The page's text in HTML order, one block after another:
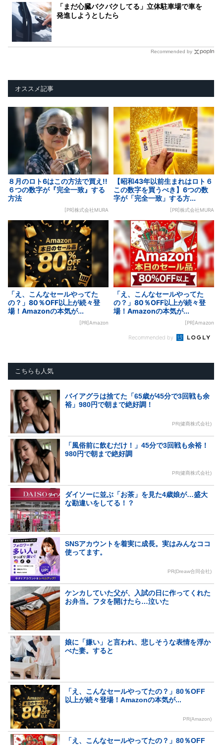
「まだ心臓バクバクしてる」立体駐車場で車を
発進しようとしたら
Recommended by
オススメ記事
８月のロト6はこの方法で買え!!
６つの数字が『完全一致』する
方法
[PR]株式会社MURA
【昭和43年以前生まれはロト６
この数字を買うべき】6つの数
字が「完全一致」する方...
[PR]株式会社MURA
「え、こんなセールやってた
の？」80％OFF以上が続々登
場！Amazonの本気が...
[PR]Amazon
「え、こんなセールやってた
の？」80％OFF以上が続々登
場！Amazonの本気が...
[PR]Amazon
Recommended by
こちらも人気
バイアグラは捨てた「65歳が45分で3回戦も余
裕」980円で朝まで絶好調！
PR(健商株式会社)
「風俗前に飲むだけ！」45分で3回戦も余裕！
980円で朝まで絶好調
PR(健商株式会社)
ダイソーに並ぶ「お茶」を見た4歳娘が…盛大
な勘違いをしてる！？
SNSアカウントを着実に成長。実はみんなココ
使ってます。
PR(Dreaw合同会社)
ケンカしていた父が、入試の日に作ってくれた
お弁当。フタを開けたら…泣いた
娘に「嫌い」と言われ、悲しそうな表情を浮か
べた妻。すると
「え、こんなセールやってたの？」80％OFF
以上が続々登場！Amazonの本気が...
PR(Amazon)
「え、こんなセールやってたの？」80％OFF